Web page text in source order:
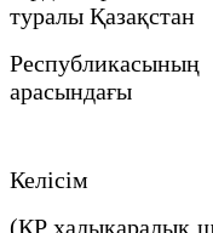
туралы
Келісім
(ҚР халықаралық